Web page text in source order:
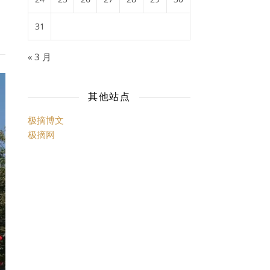
31
« 3 月
其他站点
极摘博文
极摘网